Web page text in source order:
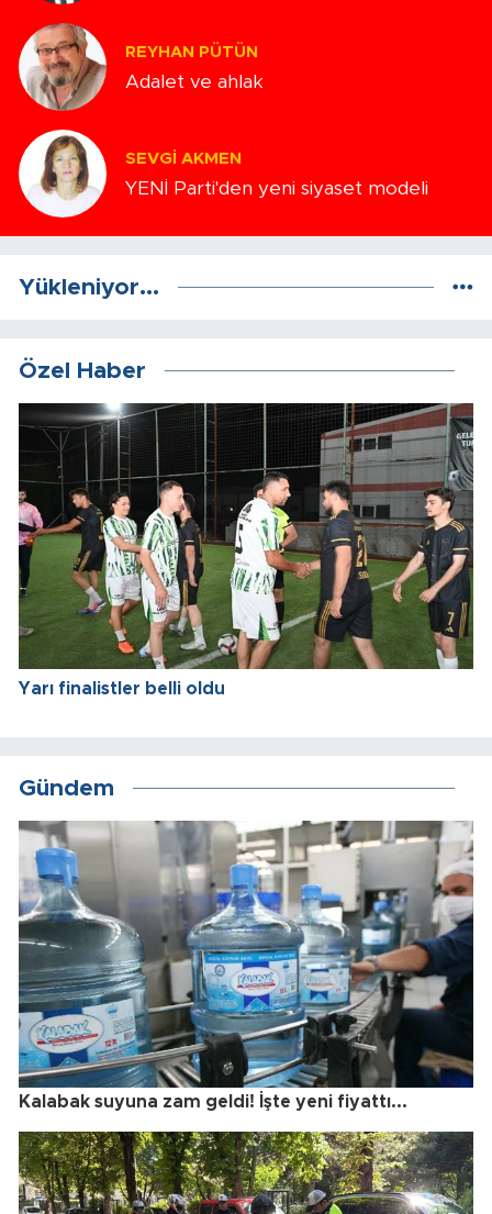
REYHAN PÜTÜN
Adalet ve ahlak
SEVGI AKMEN
YENİ Parti'den yeni siyaset modeli
Yükleniyor...
Özel Haber
Yarı finalistler belli oldu
Gündem
Kalabak suyuna zam geldi! İşte yeni fiyattı...